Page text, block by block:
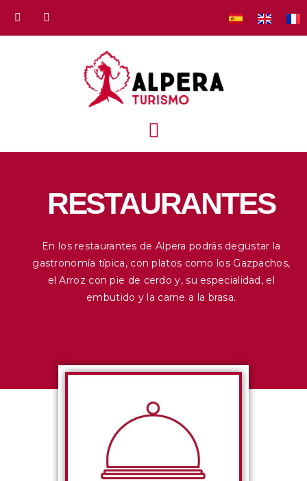
RESTAURANTES
En los restaurantes de Alpera podrás degustar la
gastronomía típica, con platos como los Gazpachos,
el Arroz con pie de cerdo y, su especialidad, el
embutido y la carne a la brasa.